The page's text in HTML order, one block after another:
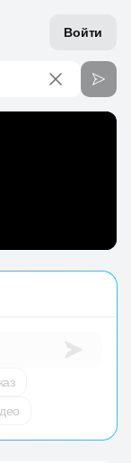
Войти